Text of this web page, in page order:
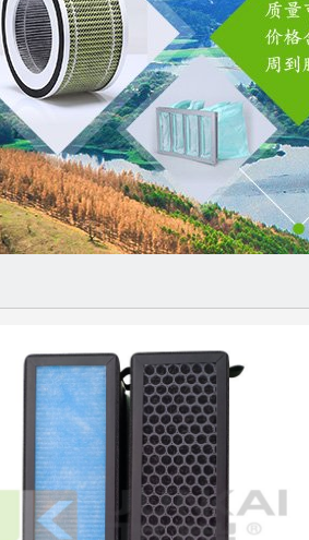
废水处理
FFU
空气净化消毒机
产品检测
新技术新工艺